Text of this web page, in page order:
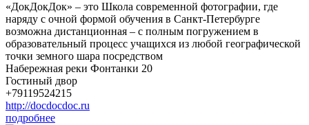
«ДокДокДок» – это Школа современной фотографии, где
наряду с очной формой обучения в Санкт-Петербурге
возможна дистанционная – с полным погружением в
образовательный процесс учащихся из любой географической
точки земного шара посредством
Набережная реки Фонтанки 20
Гостиный двор
+79119524215
http://docdocdoc.ru
подробнее